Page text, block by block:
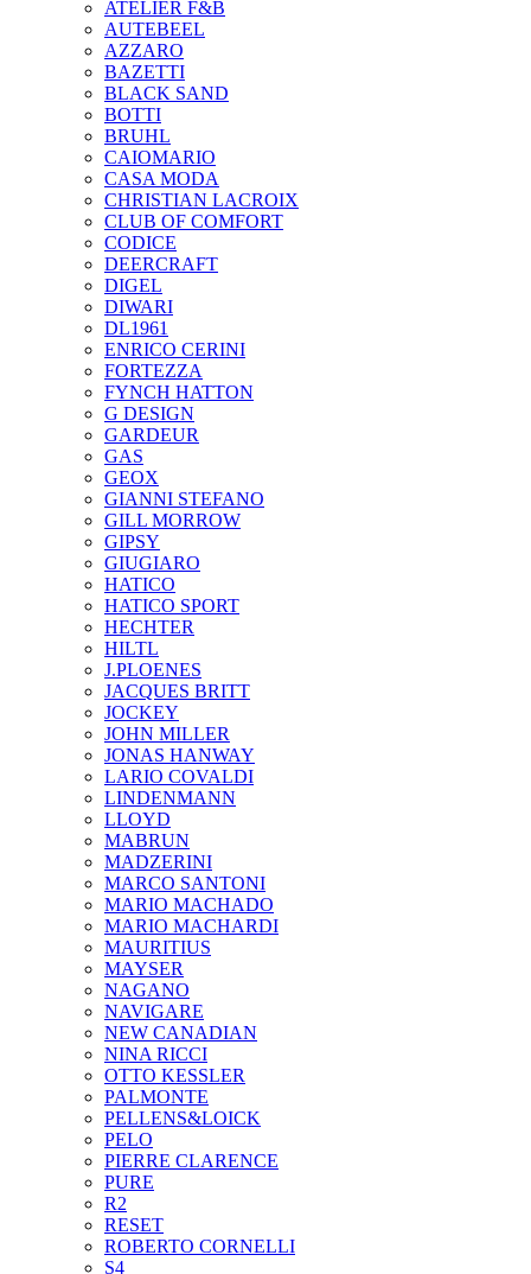
ATELIER F&B
AUTEBEEL
AZZARO
BAZETTI
BLACK SAND
BOTTI
BRUHL
CAIOMARIO
CASA MODA
CHRISTIAN LACROIX
CLUB OF COMFORT
CODICE
DEERCRAFT
DIGEL
DIWARI
DL1961
ENRICO CERINI
FORTEZZA
FYNCH HATTON
G DESIGN
GARDEUR
GAS
GEOX
GIANNI STEFANO
GILL MORROW
GIPSY
GIUGIARO
HATICO
HATICO SPORT
HECHTER
HILTL
J.PLOENES
JAСQUES BRITT
JOCKEY
JOHN MILLER
JONAS HANWAY
LARIO COVALDI
LINDENMANN
LLOYD
MABRUN
MADZERINI
MARCO SANTONI
MARIO MACHADO
MARIO MACHARDI
MAURITIUS
MAYSER
NAGANO
NAVIGARE
NEW CANADIAN
NINA RICCI
OTTO KESSLER
PALMONTE
PELLENS&LOICK
PELO
PIERRE CLARENCE
PURE
R2
RESET
ROBERTO CORNELLI
S4